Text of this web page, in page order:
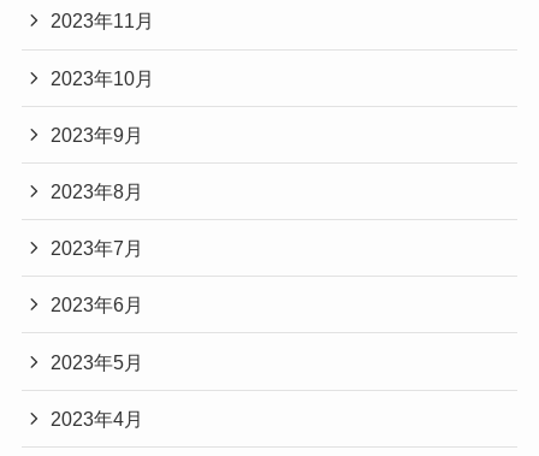
2023年11月
2023年10月
2023年9月
2023年8月
2023年7月
2023年6月
2023年5月
2023年4月